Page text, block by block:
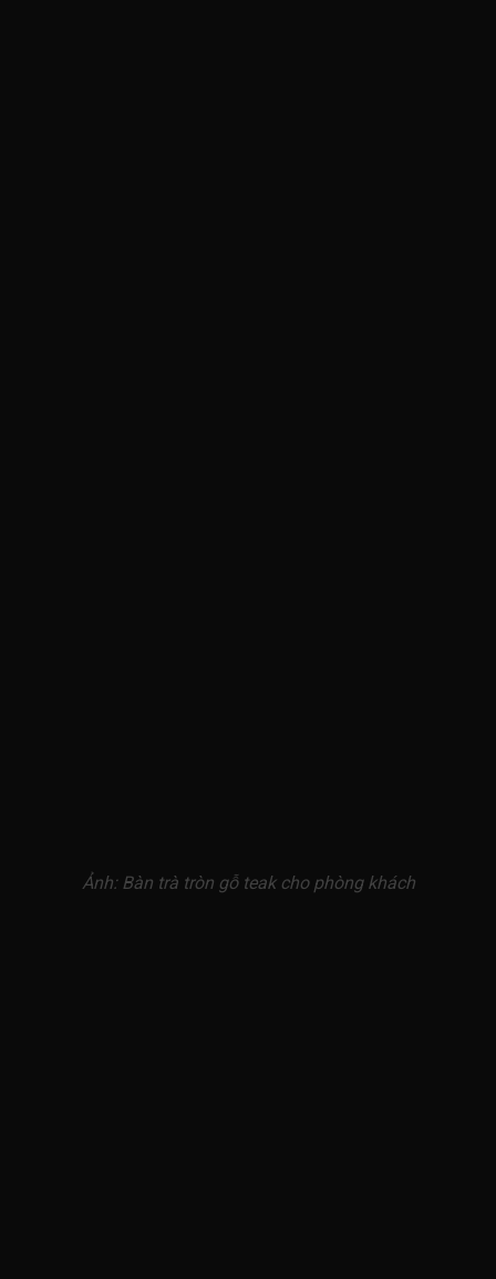
Ảnh: Bàn trà tròn gỗ teak cho phòng khách